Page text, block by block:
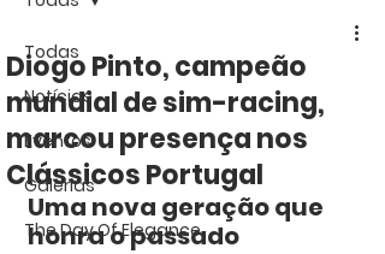
Todas
Notícias
Eventos
Galerias
The Day Of Elegance
Diogo Pinto, campeão
mundial de sim-racing,
marcou presença nos
Clássicos Portugal
Uma nova geração que
honra o passado